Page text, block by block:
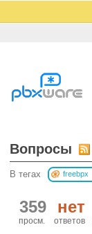
Вопросы
В тегах freebpx
нет
ответов
359
просм.